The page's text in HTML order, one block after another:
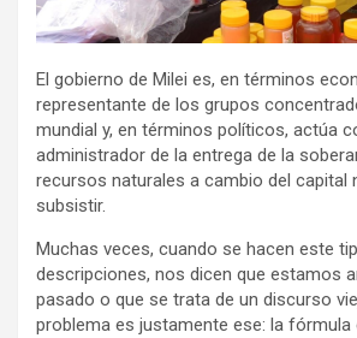
El gobierno de Milei es, en términos
representante de los grupos
mundial y, en términos políticos, actúa
administrador de la entrega de la
recursos naturales a cambio del capital
subsistir.
Muchas veces, cuando se hacen este
descripciones, nos dicen que estamos
pasado o que se trata de un discurso
problema es justamente ese: la fórmula